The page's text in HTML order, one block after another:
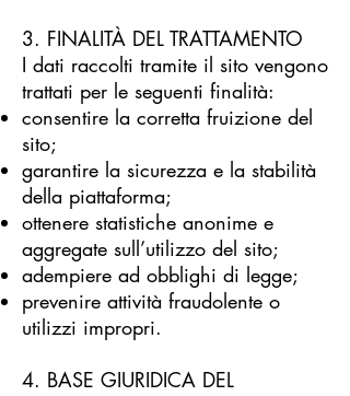
3. FINALITÀ DEL TRATTAMENTO
I dati raccolti tramite il sito vengono
trattati per le seguenti finalità:
consentire la corretta fruizione del
sito;
garantire la sicurezza e la stabilità
della piattaforma;
ottenere statistiche anonime e
aggregate sull’utilizzo del sito;
adempiere ad obblighi di legge;
prevenire attività fraudolente o
utilizzi impropri.
4. BASE GIURIDICA DEL